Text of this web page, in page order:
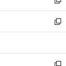
開
く
ウ
で
開
ン
ド
ウ
開
く
ウ
ィ
ン
ウ
で
新
し
い
ウ
ン
新
し
ウ